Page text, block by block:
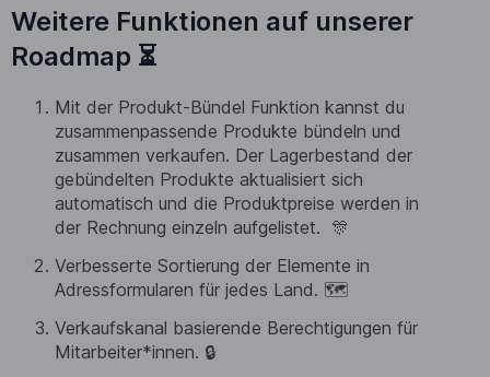
Weitere Funktionen auf unserer
Roadmap ⏳
Mit der Produkt-Bündel Funktion kannst du
zusammenpassende Produkte bündeln und
zusammen verkaufen. Der Lagerbestand der
gebündelten Produkte aktualisiert sich
automatisch und die Produktpreise werden in
der Rechnung einzeln aufgelistet. 🎊
Verbesserte Sortierung der Elemente in
Adressformularen für jedes Land. 🗺️
Verkaufskanal basierende Berechtigungen für
Mitarbeiter*innen. 🔒